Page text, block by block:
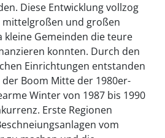
Diese Entwicklung vollzog
mittelgroßen und großen
Gemeinden die teure
konnten. Durch den
Einrichtungen entstanden
Boom Mitte der 1980er-
Winter von 1987 bis 1990
Erste Regionen
vom